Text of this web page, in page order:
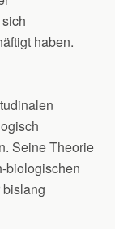
haben.
Seine Theorie
biologischen